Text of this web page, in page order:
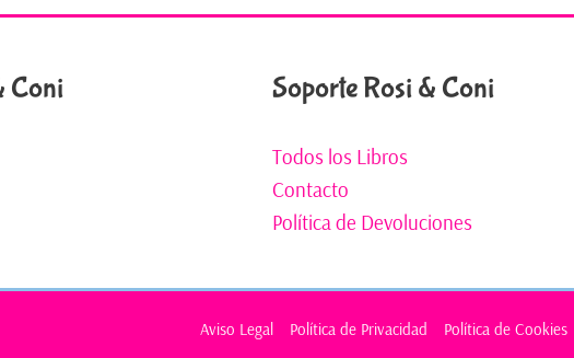
Coni Soporte Rosi & Coni
Todos los Libros
Contacto
Política de Devoluciones
Aviso Legal Política de Privacidad Política de Cookies